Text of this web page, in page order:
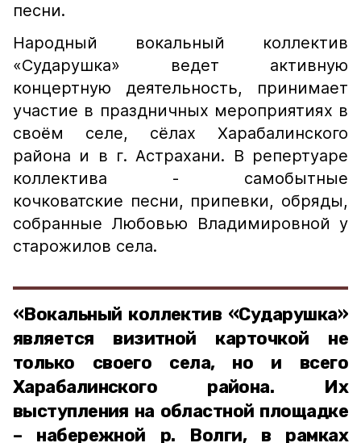
песни.
Народный вокальный коллектив
«Сударушка» ведет активную
концертную деятельность, принимает
участие в праздничных мероприятиях в
своём селе, сёлах Харабалинского
района и в г. Астрахани. В репертуаре
коллектива - самобытные
кочковатские песни, припевки, обряды,
собранные Любовью Владимировной у
старожилов села.
«Вокальный коллектив «Сударушка»
является визитной карточкой не
только своего села, но и всего
Харабалинского района. Их
выступления на областной площадке
– набережной р. Волги, в рамках